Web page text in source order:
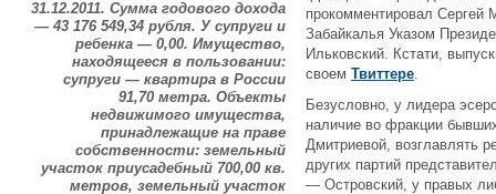
31.12.2011. Сумма годового дохода
— 43 176 549,34 рубля. У супруги и
ребенка — 0,00. Имущество,
находящееся в пользовании:
супруги — квартира в России
91,70 метра. Объекты
недвижимого имущества,
принадлежащие на праве
собственности: земельный
участок приусадебный 700,00 кв.
метров, земельный участок
прокомментировал Сергей
Забайкалья Указом
Ильковский. Кстати,
своем Твиттере.
Безусловно, у лидера
наличие во фракции
Дмитриевой, возглавлять
других партий
— Островский, у правых